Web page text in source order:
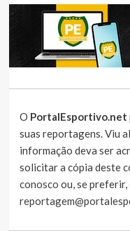
O PortalEsportivo.net
suas reportagens. Viu
informação deva ser
solicitar a cópia deste
conosco ou, se preferir,